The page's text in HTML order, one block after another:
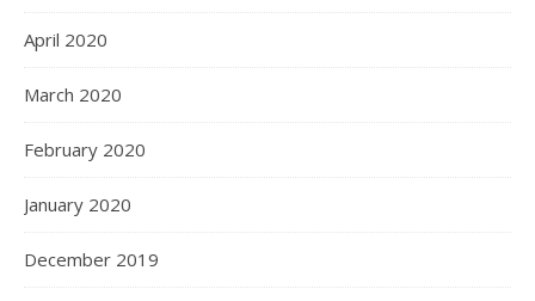
April 2020
March 2020
February 2020
January 2020
December 2019